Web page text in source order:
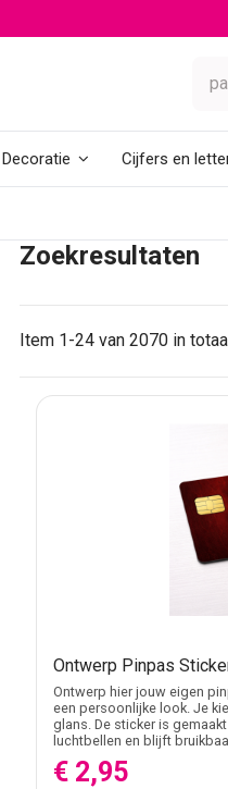
Decoratie Cijfers en
Zoekresultaten
Item 1-24 van 2070 in
Ontwerp Pinpas
Ontwerp hier jouw eigen
een persoonlijke look. Je
glans. De sticker is
luchtbellen en blijft
€ 2,95